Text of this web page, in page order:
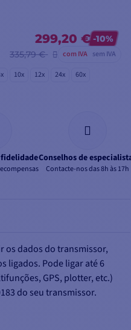
299,20 € -10%
335,79 €
com IVA sem IVA
10x 12x 24x 60x
Conselhos de
Contacte-nos das 8h às 17h
os dados do transmissor,
ligados. Pode ligar até 6
GPS, plotter, etc.)
do seu transmissor.